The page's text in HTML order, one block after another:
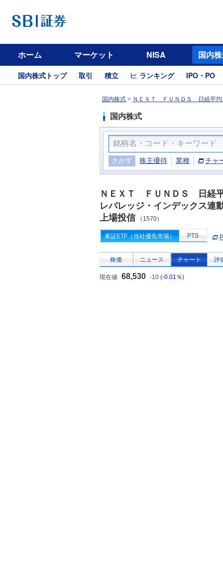
ホーム マーケット NISA 国内
国内株式トップ 取引 積立 ランキング IPO・PO
国内株式 > ＮＥＸＴ ＦＵＮＤＳ 日経平均
国内株式
さがす 株主優待 業種 チャ
ＮＥＸＴ ＦＵＮＤＳ 日経
レバレッジ・インデックス連
上場投信 （1570）
東証ETF（当社優先市場） PTS
株価 ニュース チャート 評
現在値 68,530 -10 (-0.01％)